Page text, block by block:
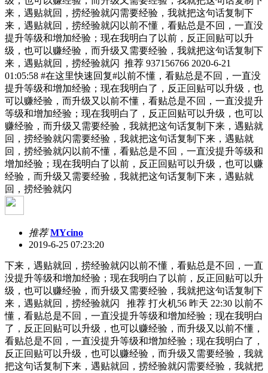
来，遇贴就回，捞经验就闪需要经验，我就把这句话复制下
来，遇贴就回，捞经验就闪以前不懂，看贴总是不回，一直没
提升等级和增加经验；现在我明白了以前，反正回贴可以升
级，也可以赚经验，而升级又需要经验，我就把这句话复制下
来，遇贴就回，捞经验就闪 推荐 937156766 2020-6-21
01:05:58 #在这里快速回复#以前不懂，看贴总是不回，一直没
提升等级和增加经验；现在我明白了，反正回贴可以升级，也
可以赚经验，而升级又以前不懂，看贴总是不回，一直没提升
等级和增加经验；现在我明白了，反正回贴可以升级，也可以
赚经验，而升级又需要经验，我就把这句话复制下来，遇贴就
回，捞经验就闪需要经验，我就把这句话复制下来，遇贴就
回，捞经验就闪以前不懂，看贴总是不回，一直没提升等级和
增加经验；现在我明白了以前，反正回贴可以升级，也可以赚
经验，而升级又需要经验，我就把这句话复制下来，遇贴就
回，捞经验就闪
推荐MYcino
2019-6-25 07:23:20
下来，遇贴就回，捞经验就闪以前不懂，看贴总是不回，一直
没提升等级和增加经验；现在我明白了以前，反正回贴可以升
级，也可以赚经验，而升级又需要经验，我就把这句话复制下
来，遇贴就回，捞经验就闪 推荐 打火机56 昨天 22:30 以前不
懂，看贴总是不回，一直没提升等级和增加经验；现在我明白
了，反正回贴可以升级，也可以赚经验，而升级又以前不懂，
看贴总是不回，一直没提升等级和增加经验；现在我明白了，
反正回贴可以升级，也可以赚经验，而升级又需要经验，我就
把这句话复制下来，遇贴就回，捞经验就闪需要经验，我就把